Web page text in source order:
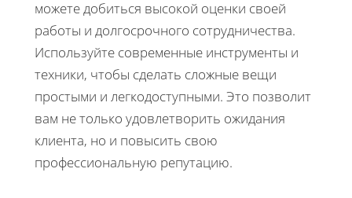
можете добиться высокой оценки своей
работы и долгосрочного сотрудничества.
Используйте современные инструменты и
техники, чтобы сделать сложные вещи
простыми и легкодоступными. Это позволит
вам не только удовлетворить ожидания
клиента, но и повысить свою
профессиональную репутацию.